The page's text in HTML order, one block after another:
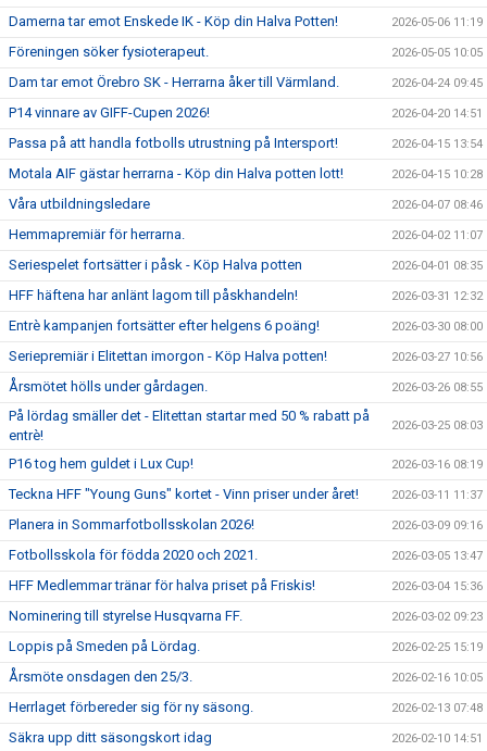
Damerna tar emot Enskede IK - Köp din Halva Potten! 2026-05-06 11:19
Föreningen söker fysioterapeut. 2026-05-05 10:05
Dam tar emot Örebro SK - Herrarna åker till Värmland. 2026-04-24 09:45
P14 vinnare av GIFF-Cupen 2026! 2026-04-20 14:51
Passa på att handla fotbolls utrustning på Intersport! 2026-04-15 13:54
Motala AIF gästar herrarna - Köp din Halva potten lott! 2026-04-15 10:28
Våra utbildningsledare 2026-04-07 08:46
Hemmapremiär för herrarna. 2026-04-02 11:07
Seriespelet fortsätter i påsk - Köp Halva potten 2026-04-01 08:35
HFF häftena har anlänt lagom till påskhandeln! 2026-03-31 12:32
Entrè kampanjen fortsätter efter helgens 6 poäng! 2026-03-30 08:00
Seriepremiär i Elitettan imorgon - Köp Halva potten! 2026-03-27 10:56
Årsmötet hölls under gårdagen. 2026-03-26 08:55
På lördag smäller det - Elitettan startar med 50 % rabatt på
entrè!
2026-03-25 08:03
P16 tog hem guldet i Lux Cup! 2026-03-16 08:19
Teckna HFF "Young Guns" kortet - Vinn priser under året! 2026-03-11 11:37
Planera in Sommarfotbollsskolan 2026! 2026-03-09 09:16
Fotbollsskola för födda 2020 och 2021. 2026-03-05 13:47
HFF Medlemmar tränar för halva priset på Friskis! 2026-03-04 15:36
Nominering till styrelse Husqvarna FF. 2026-03-02 09:23
Loppis på Smeden på Lördag. 2026-02-25 15:19
Årsmöte onsdagen den 25/3. 2026-02-16 10:05
Herrlaget förbereder sig för ny säsong. 2026-02-13 07:48
Säkra upp ditt säsongskort idag 2026-02-10 14:51